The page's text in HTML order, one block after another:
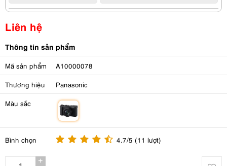
Liên hệ
Thông tin sản phẩm
Mã sản phẩm A10000078
Thương hiệu Panasonic
Màu sắc
Bình chọn 4.7/5 (11 lượt)
+